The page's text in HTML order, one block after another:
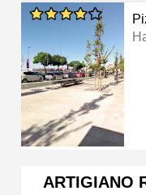
ARTIGIANO